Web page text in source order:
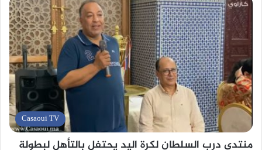
Casaoui TV
منتدى درب السلطان لكرة اليد يحتفل بالتأهل لبطولة